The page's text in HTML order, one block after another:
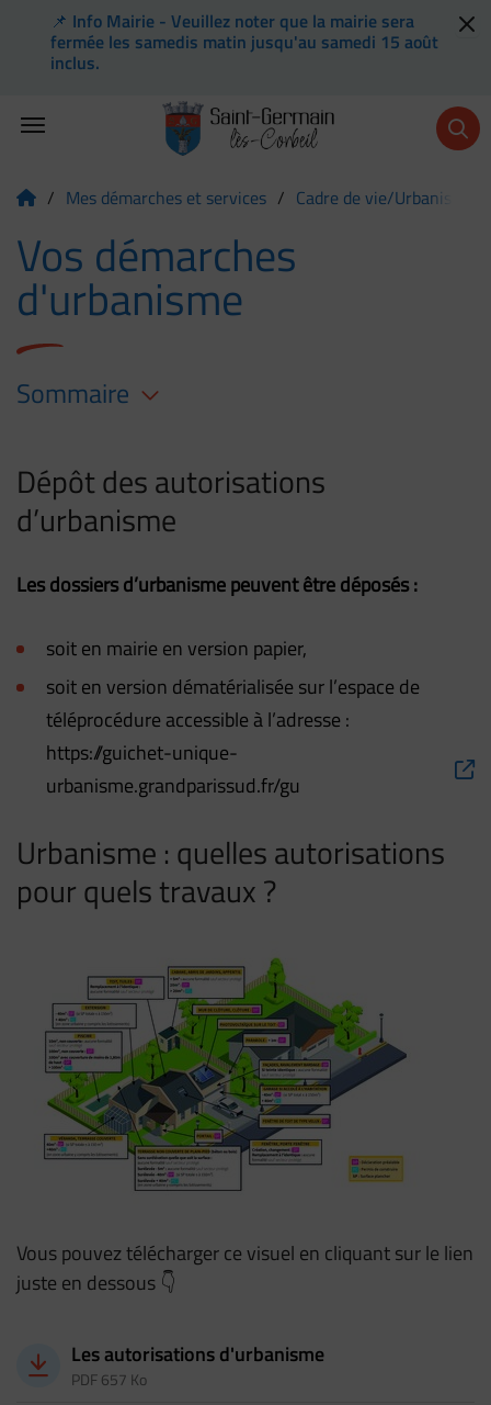
Flash info
📌 Info Mairie - Veuillez noter que la mairie sera
fermée les samedis matin jusqu'au samedi 15 août
inclus.
Retour à l'accueil
Page d'accueil du site
/ Mes démarches et services / Cadre de vie/Urbanisme
Vos démarches
d'urbanisme
Sommaire
Dépôt des autorisations
d’urbanisme
Les dossiers d’urbanisme peuvent être déposés :
soit en mairie en version papier,
soit en version dématérialisée sur l’espace de
téléprocédure accessible à l’adresse :
https://guichet-unique-
urbanisme.grandparissud.fr/gu
Urbanisme : quelles autorisations
pour quels travaux ?
Vous pouvez télécharger ce visuel en cliquant sur le lien
juste en dessous 👇
TéléchargerLes autorisations d'urbanisme
PDF 657 Ko